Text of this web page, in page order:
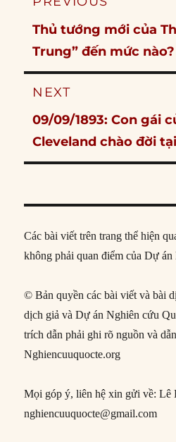
Previous
post:
Thủ tướng mới của
Trung” đến mức nào?
NEXT
Next
post:
09/09/1893: Con gái
Cleveland chào đời
Các bài viết trên trang thể hiện
không phải quan điểm của Dự
© Bản quyền các bài viết và bài
dịch giả và Dự án Nghiên cứu
trích dẫn phải ghi rõ nguồn và
Nghiencuuquocte.org
Mọi góp ý, liên hệ xin gửi về: Lê
nghiencuuquocte@gmail.com